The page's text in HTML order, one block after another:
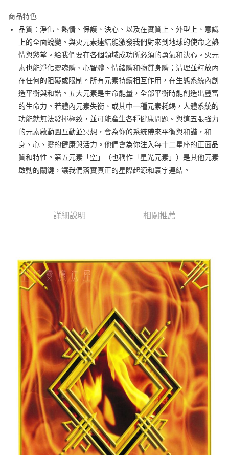
Apple Pay
街口支付
悠遊付
ATM付款
運送方式
每筆NT$80，滿NT$3,000(含以上)免運費
7-11取貨付款
每筆NT$80，滿NT$3,000(含以上)免運費
免運費
商品特色
品質：淨化、熱情、保護、決心、以及在實質上、外型上、意識
上的全面蛻變。與火元素連結能激發我們對來到地球的使命之熱
情與慾望。給我們要在各個領域成功所必須的勇氣和決心。火元
素也能淨化靈魂體、心智體、情緒體和物質身體；清理並釋放內
在任何的阻礙或限制。所有元素持續相互作用，在生態系統內創
造平衡與和諧。五大元素是生命能量，全部平衡時能創造出豐富
的生命力。若體內元素失衡、或其中一種元素耗竭，人體系統的
功能就無法發揮極致，並可能產生各種健康問題。與這五張強力
的元素啟動圖互動並冥想，會為你的系統帶來平衡與和諧，和
身、心、靈的健康與活力。他們會為你注入每十二星座的正面品
質和特性。第五元素「空」（也稱作「星光元素」）是其他元素
啟動的關鍵，讓我們落實真正的星際起源和寰宇連結。
詳細說明 相關推薦